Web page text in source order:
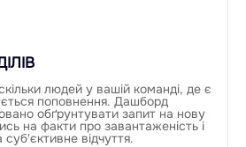
людей у вашій команді, де є
поповнення. Дашборд
обґрунтувати запит на нову
на факти про завантаженість і
відчуття.